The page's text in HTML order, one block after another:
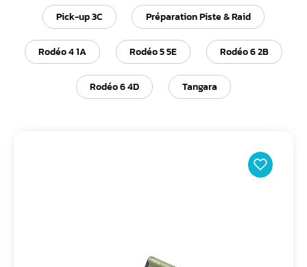
Pick-up 3C Préparation Piste & Raid
Rodéo 4 1A Rodéo 5 5E Rodéo 6 2B
Rodéo 6 4D Tangara